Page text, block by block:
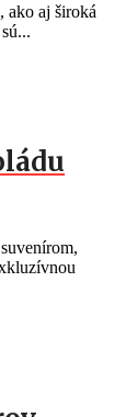
ako aj široká